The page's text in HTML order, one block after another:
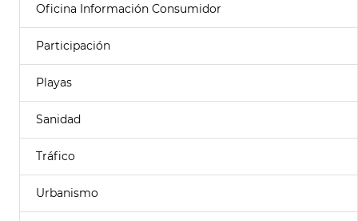
Oficina Información Consumidor
Participación
Playas
Sanidad
Tráfico
Urbanismo